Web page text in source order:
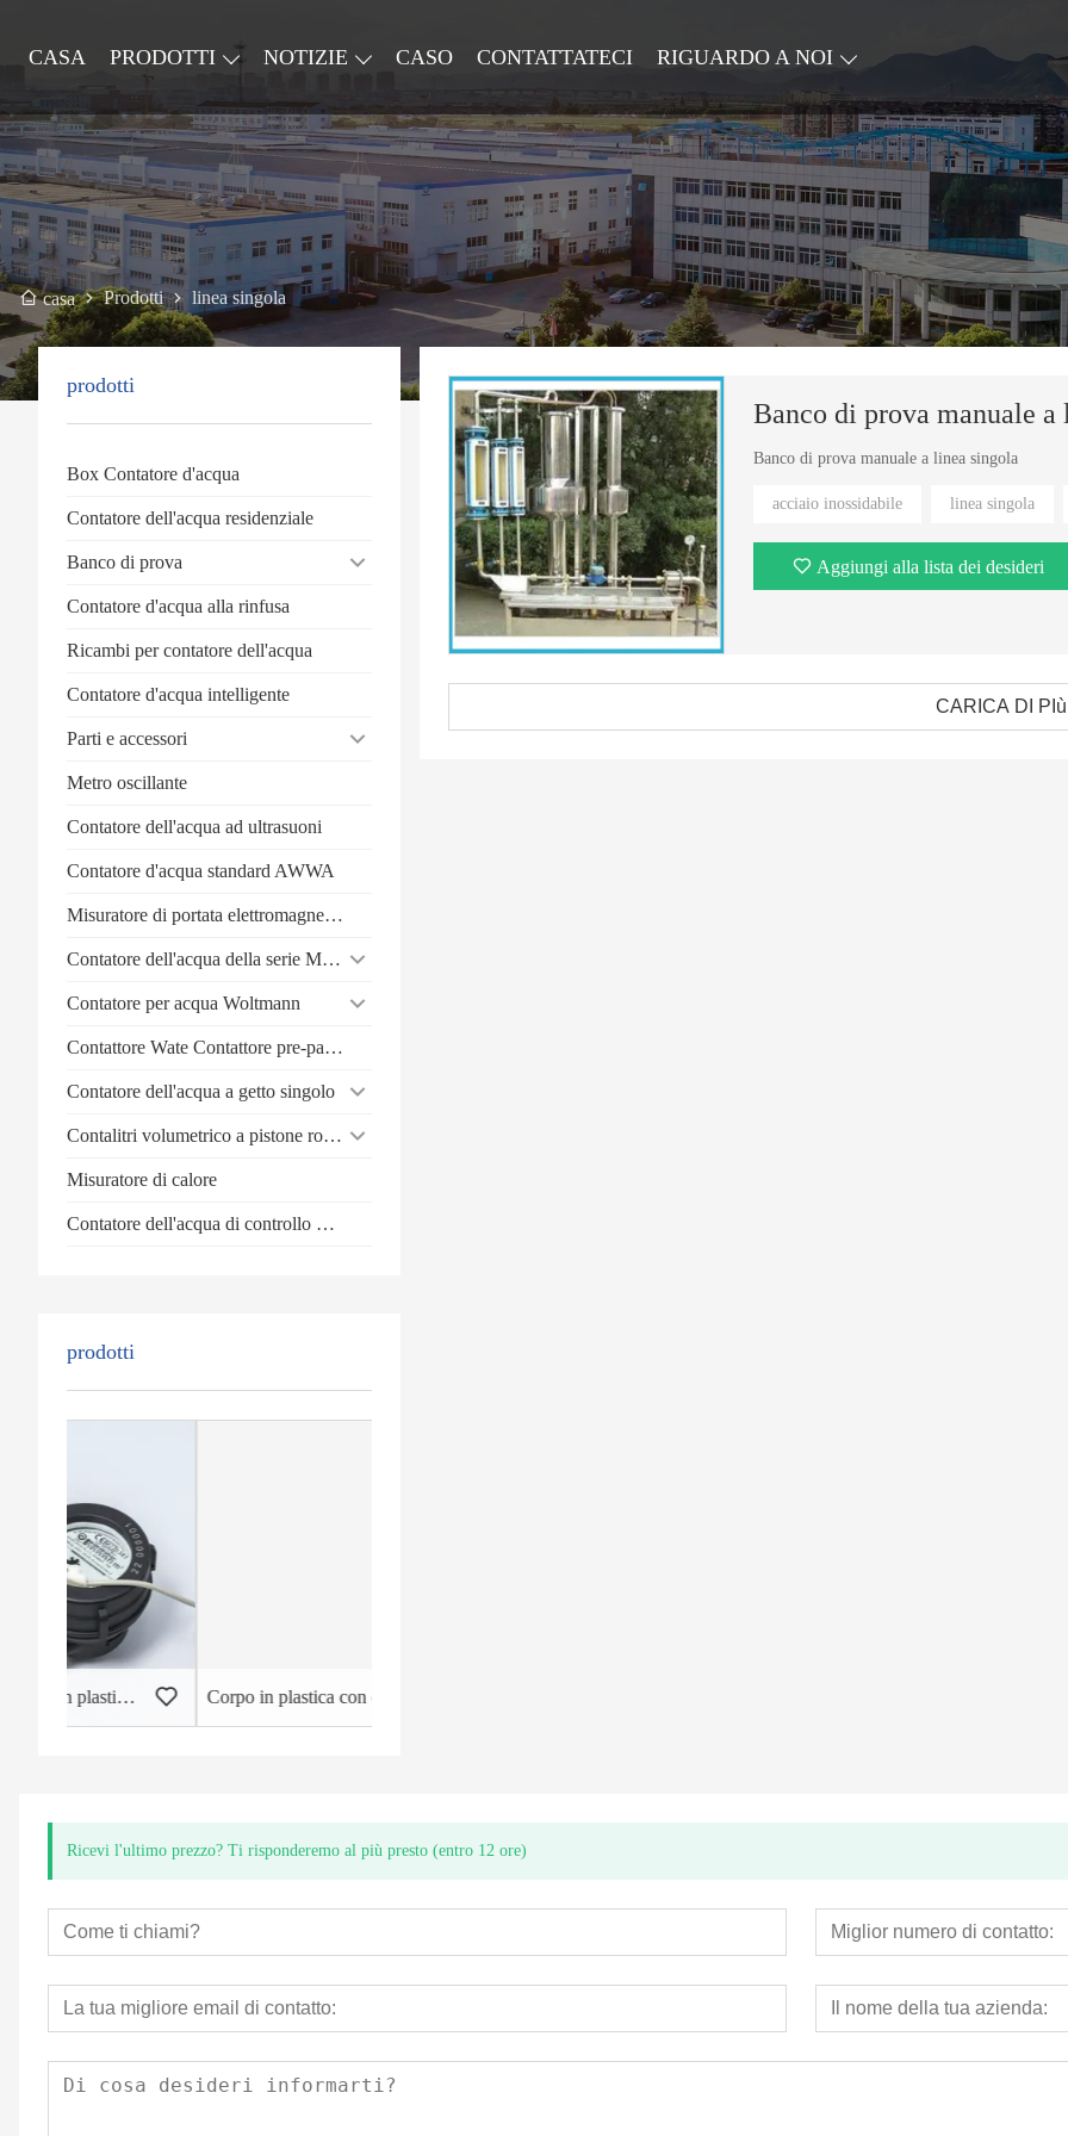
CASA PRODOTTI NOTIZIE CASO CONTATTATECI RIGUARDO A NOI
casa Prodotti linea singola
prodotti
Box Contatore d'acqua
Contatore dell'acqua residenziale
Banco di prova
Contatore d'acqua alla rinfusa
Ricambi per contatore dell'acqua
Contatore d'acqua intelligente
Parti e accessori
Metro oscillante
Contatore dell'acqua ad ultrasuoni
Contatore d'acqua standard AWWA
Misuratore di portata elettromagnetico
Contatore dell'acqua della serie Multi-Jet
Contatore per acqua Woltmann
Contattore Wate Contattore pre-pagamento
Contatore dell'acqua a getto singolo
Contalitri volumetrico a pistone rotante
Misuratore di calore
Contatore dell'acqua di controllo batch
prodotti
Corpo in plastica con contatori d'acqua a tenuta stagna
Banco di prova manuale
Banco di prova manuale a linea singola
acciaio inossidabile linea singola
Aggiungi alla lista dei desideri
CARICA DI PIù
Ricevi l'ultimo prezzo? Ti risponderemo al più presto (entro 12 ore)